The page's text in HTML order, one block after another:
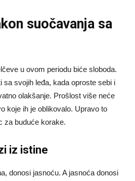
suočavanja sa
u ovom periodu biće sloboda.
sa svojih leđa, kada oproste sebi i
olakšanje. Prošlost više neće
koje ih je oblikovalo. Upravo to
za buduće korake.
iz istine
donosi jasnoću. A jasnoća donosi